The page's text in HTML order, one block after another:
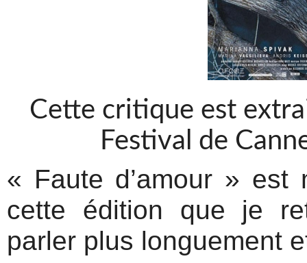
Cette critique est
Festival de
« Faute d’amour »
cette édition que je
parler plus longuement